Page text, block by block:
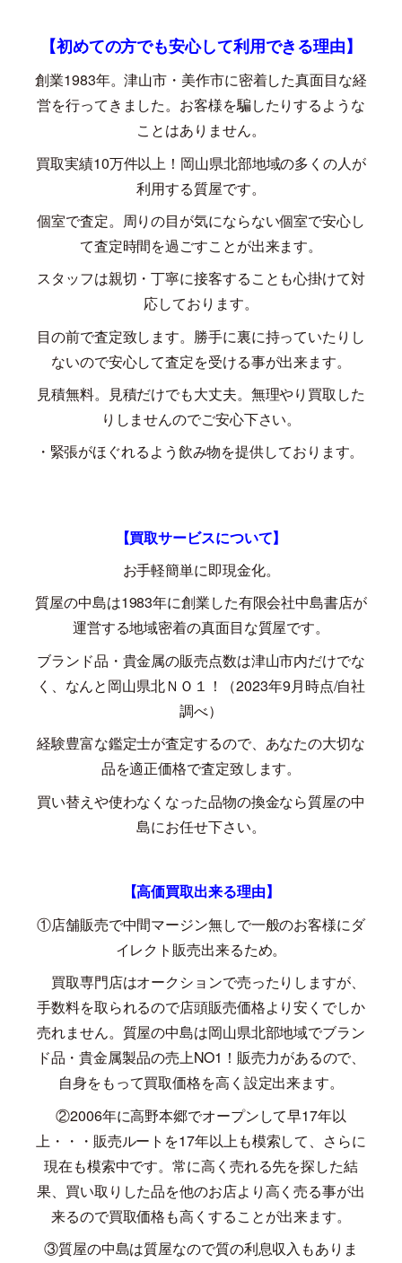
【初めての方でも安心して利用できる理由】
創業1983年。津山市・美作市に密着した真面目な経
営を行ってきました。お客様を騙したりするような
ことはありません。
買取実績10万件以上！岡山県北部地域の多くの人が
利用する質屋です。
個室で査定。周りの目が気にならない個室で安心し
て査定時間を過ごすことが出来ます。
スタッフは親切・丁寧に接客することも心掛けて対
応しております。
目の前で査定致します。勝手に裏に持っていたりし
ないので安心して査定を受ける事が出来ます。
見積無料。見積だけでも大丈夫。無理やり買取した
りしませんのでご安心下さい。
・緊張がほぐれるよう飲み物を提供しております。
【買取サービスについて】
お手軽簡単に即現金化。
質屋の中島は1983年に創業した有限会社中島書店が
運営する地域密着の真面目な質屋です。
ブランド品・貴金属の販売点数は津山市内だけでな
く、なんと岡山県北ＮＯ１！（2023年9月時点/自社
調べ）
経験豊富な鑑定士が査定するので、あなたの大切な
品を適正価格で査定致します。
買い替えや使わなくなった品物の換金なら質屋の中
島にお任せ下さい。
【高価買取出来る理由】
①店舗販売で中間マージン無しで一般のお客様にダ
イレクト販売出来るため。
買取専門店はオークションで売ったりしますが、
手数料を取られるので店頭販売価格より安くでしか
売れません。質屋の中島は岡山県北部地域でブラン
ド品・貴金属製品の売上NO1 ！販売力があるので、
自身をもって買取価格を高く設定出来ます。
②2006年に高野本郷でオープンして早17年以
上・・・販売ルートを17年以上も模索して、さらに
現在も模索中です。常に高く売れる先を探した結
果、買い取りした品を他のお店より高く売る事が出
来るので買取価格も高くすることが出来ます。
③質屋の中島は質屋なので質の利息収入もありま